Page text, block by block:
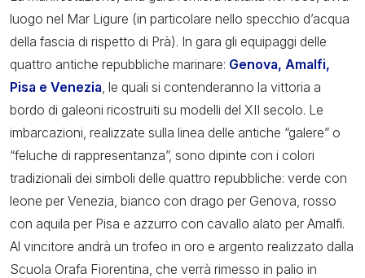
luogo nel Mar Ligure (in particolare nello specchio d’acqua
della fascia di rispetto di Prà). In gara gli equipaggi delle
quattro antiche repubbliche marinare: Genova, Amalfi,
Pisa e Venezia, le quali si contenderanno la vittoria a
bordo di galeoni ricostruiti su modelli del XII secolo. Le
imbarcazioni, realizzate sulla linea delle antiche “galere” o
“feluche di rappresentanza”, sono dipinte con i colori
tradizionali dei simboli delle quattro repubbliche: verde con
leone per Venezia, bianco con drago per Genova, rosso
con aquila per Pisa e azzurro con cavallo alato per Amalfi.
Al vincitore andrà un trofeo in oro e argento realizzato dalla
Scuola Orafa Fiorentina, che verrà rimesso in palio in